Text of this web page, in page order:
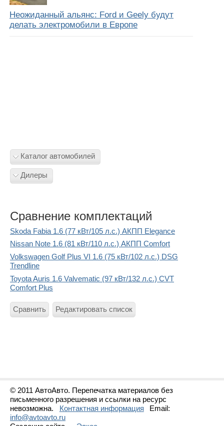
Неожиданный альянс: Ford и Geely будут
делать электромобили в Европе
Каталог автомобилей
Дилеры
Сравнение комплектаций
Skoda Fabia 1.6 (77 кВт/105 л.с.) АКПП Elegance
Nissan Note 1.6 (81 кВт/110 л.с.) АКПП Comfort
Volkswagen Golf Plus VI 1.6 (75 кВт/102 л.с.) DSG
Trendline
Toyota Auris 1.6 Valvematic (97 кВт/132 л.с.) CVT
Comfort Plus
Сравнить Редактировать список
© 2011 АвтоАвто. Перепечатка материалов без
письменного разрешения и ссылки на ресурс
невозможна.
Контактная информация
Email:
info@avtoavto.ru